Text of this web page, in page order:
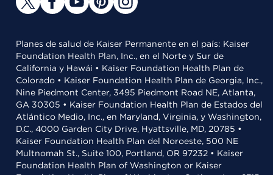
Planes de salud de Kaiser Permanente en el país: Kaiser
Foundation Health Plan, Inc., en el Norte y Sur de
California y Hawái • Kaiser Foundation Health Plan de
Colorado • Kaiser Foundation Health Plan de Georgia, Inc.,
Nine Piedmont Center, 3495 Piedmont Road NE, Atlanta,
GA 30305 • Kaiser Foundation Health Plan de Estados del
Atlántico Medio, Inc., en Maryland, Virginia, y Washington,
D.C., 4000 Garden City Drive, Hyattsville, MD, 20785 •
Kaiser Foundation Health Plan del Noroeste, 500 NE
Multnomah St., Suite 100, Portland, OR 97232 • Kaiser
Foundation Health Plan of Washington or Kaiser